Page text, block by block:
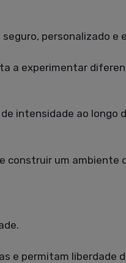
personalizado e
a experimentar
intensidade ao longo
construir um ambiente
e permitam liberdade